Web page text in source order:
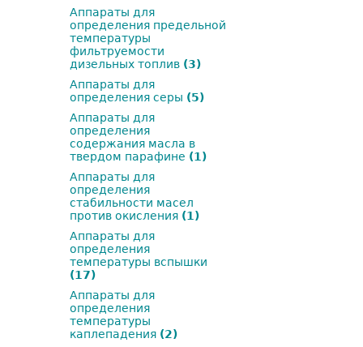
Аппараты для
определения предельной
температуры
фильтруемости
дизельных топлив (3)
Аппараты для
определения серы (5)
Аппараты для
определения
содержания масла в
твердом парафине (1)
Аппараты для
определения
стабильности масел
против окисления (1)
Аппараты для
определения
температуры вспышки
(17)
Аппараты для
определения
температуры
каплепадения (2)